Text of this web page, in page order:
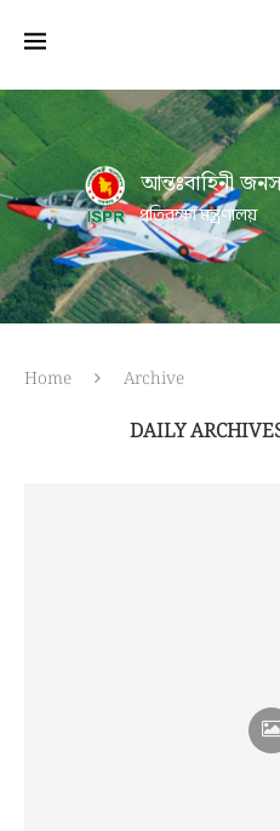
আন্তঃবাহিনী
প্রতিরক্ষা মন্ত্রণালয়
Home Archive
DAILY